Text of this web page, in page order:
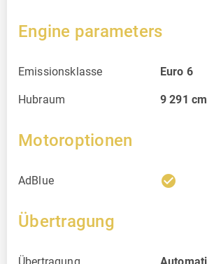
Engine parameters
Emissionsklasse Euro 6
Hubraum 9 291
Motoroptionen
AdBlue check_circle
Übertragung
Übertragung